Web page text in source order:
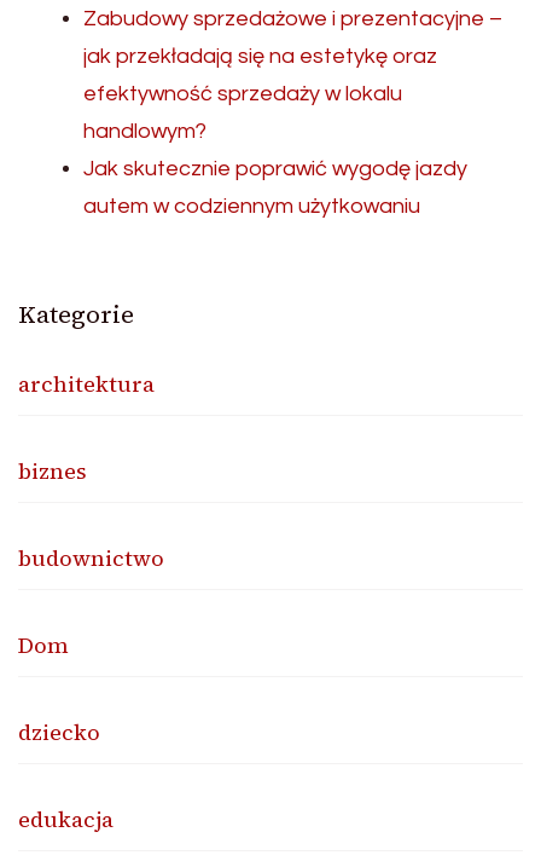
Zabudowy sprzedażowe i prezentacyjne –
jak przekładają się na estetykę oraz
efektywność sprzedaży w lokalu
handlowym?
Jak skutecznie poprawić wygodę jazdy
autem w codziennym użytkowaniu
Kategorie
architektura
biznes
budownictwo
Dom
dziecko
edukacja